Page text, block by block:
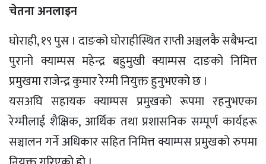
चेतना अनलाइन
घाेराही, १९ पुस । दाङको घोराहीस्थित राप्ती अञ्चलकै सबैभन्दा
पुरानो क्याम्पस महेन्द्र बहुमुखी क्याम्पस दाङको निमित्त
प्रमुखमा राजेन्द्र कुमार रेग्मी नियुक्त हुनुभएको छ ।
यसअघि सहायक क्याम्पस प्रमुखको रूपमा रहनुभएका
रेग्मीलाई शैक्षिक, आर्थिक तथा प्रशासनिक सम्पूर्ण कार्यहरू
सञ्चालन गर्ने अधिकार सहित निमित्त क्याम्पस प्रमुखको रुपमा